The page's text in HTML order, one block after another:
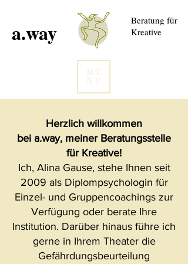
ME
NU
Beratung für
Kreative
a.way
Herzlich willkommen
bei a.way, meiner Beratungsstelle
für Kreative!
Ich, Alina Gause, stehe Ihnen seit
2009 als Diplompsychologin für
Einzel- und Gruppencoachings zur
Verfügung oder berate Ihre
Institution. Darüber hinaus führe ich
gerne in Ihrem Theater die
Gefährdungsbeurteilung